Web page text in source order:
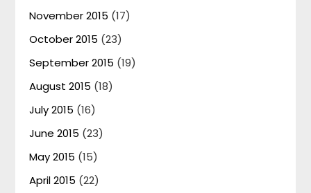
November 2015 (17)
October 2015 (23)
September 2015 (19)
August 2015 (18)
July 2015 (16)
June 2015 (23)
May 2015 (15)
April 2015 (22)